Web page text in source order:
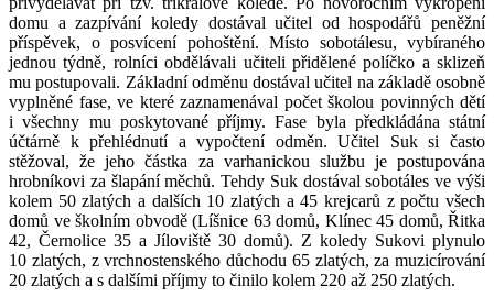
domu a zazpívání koledy dostával učitel od hospodářů peněžní
příspěvek, o posvícení pohoštění. Místo sobotálesu, vybíraného
jednou týdně, rolníci obdělávali učiteli přidělené políčko a sklizeň
mu postupovali. Základní odměnu dostával učitel na základě osobně
vyplněné fase, ve které zaznamenával počet školou povinných dětí
i všechny mu poskytované příjmy. Fase byla předkládána státní
účtárně k přehlédnutí a vypočtení odměn. Učitel Suk si často
stěžoval, že jeho částka za varhanickou službu je postupována
hrobníkovi za šlapání měchů. Tehdy Suk dostával sobotáles ve výši
kolem 50 zlatých a dalších 10 zlatých a 45 krejcarů z počtu všech
domů ve školním obvodě (Líšnice 63 domů, Klínec 45 domů, Řitka
42, Černolice 35 a Jíloviště 30 domů). Z koledy Sukovi plynulo
10 zlatých, z vrchnostenského důchodu 65 zlatých, za muzicírování
20 zlatých a s dalšími příjmy to činilo kolem 220 až 250 zlatých.